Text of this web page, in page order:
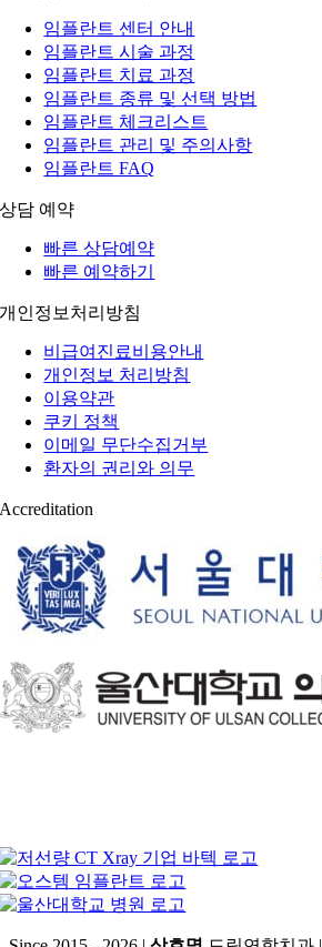
임플란트 센터 안내
임플란트 시술 과정
임플란트 치료 과정
임플란트 종류 및 선택 방법
임플란트 체크리스트
임플란트 관리 및 주의사항
임플란트 FAQ
상담 예약
빠른 상담예약
빠른 예약하기
개인정보처리방침
비급여진료비용안내
개인정보 처리방침
이용약관
쿠키 정책
이메일 무단수집거부
환자의 권리와 의무
Accreditation